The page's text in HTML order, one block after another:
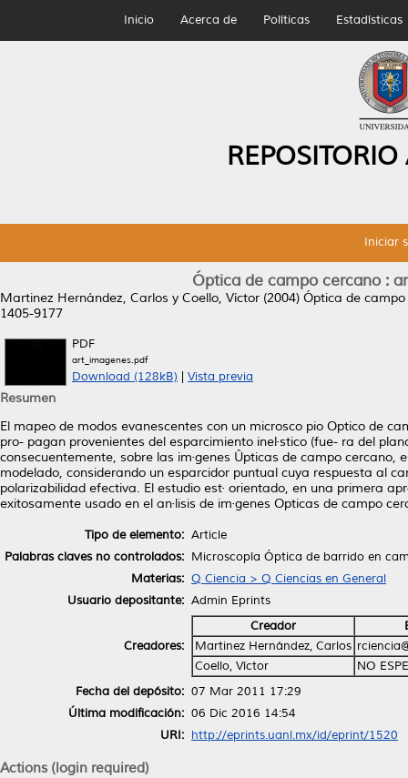
Inicio Acerca de Políticas Estadísticas
Iniciar
Óptica de campo cercano :
Martinez Hernández, Carlos y Coello, Víctor (2004) Óptica de
1405-9177
PDF
art_imagenes.pdf
Download (128kB) Vista previa
Resumen
El mapeo de modos evanescentes con un microsco pio Optico de
pro- pagan provenientes del esparcimiento inel·stico (fue- ra del
consecuentemente, sobre las im·genes Ûpticas de campo
modelado, considerando un esparcidor puntual cuya respuesta al
polarizabilidad efectiva. El estudio est· orientado, en una primera
exitosamente usado en el an·lisis de im·genes Opticas de campo
Tipo de elemento: Article
Palabras claves no controlados: Microscopía Óptica de barrido en
Materias: Q Ciencia > Q Ciencias en General
Usuario depositante: Admin Eprints
Creadores:
Creador
Martinez Hernández, Carlos
Coello, Víctor
NO
Fecha del depósito: 07 Mar 2011 17:29
Última modificación: 06 Dic 2016 14:54
URI: http://eprints.uanl.mx/id/eprint/1520
Actions (login required)